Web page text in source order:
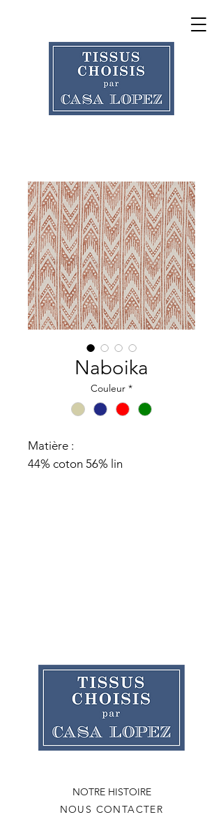
Naboika
Couleur *
Matière :
44% coton 56% lin
NOTRE HISTOIRE
NOUS CONTACTER